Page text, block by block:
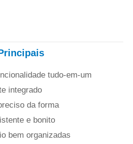
tudo-em-um
integrado
da forma
e bonito
bem organizadas